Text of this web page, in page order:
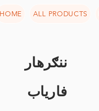
HOME ALL PRODUCTS
ننګرهار
فاریاب